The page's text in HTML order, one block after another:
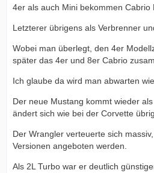
4er als auch Mini bekommen Cabrio
Letzterer übrigens als Verbrenner
Wobei man überlegt, den 4er
später das 4er und 8er Cabrio
Ich glaube da wird man abwarten
Der neue Mustang kommt wieder
ändert sich wie bei der Corvette
Der Wrangler verteuerte sich
Versionen angeboten werden.
Als 2L Turbo war er deutlich